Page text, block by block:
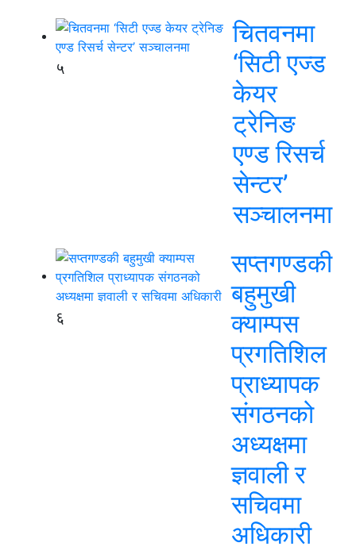
५
चितवनमा
‘सिटी एज्ड
केयर
ट्रेनिङ
एण्ड रिसर्च
सेन्टर’
सञ्चालनमा
६
सप्तगण्डकी
बहुमुखी
क्याम्पस
प्रगतिशिल
प्राध्यापक
संगठनको
अध्यक्षमा
ज्ञवाली र
सचिवमा
अधिकारी